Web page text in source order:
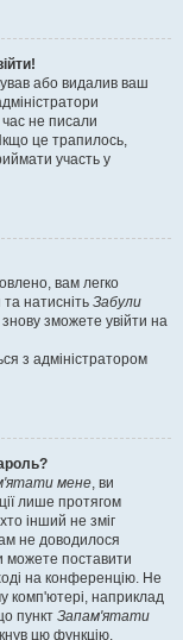
або видалив ваш
час не писали
це трапилось,
участь у
вам легко
натисніть Забули
зможете увійти на
з адміністратором
мене, ви
лише протягом
інший не зміг
не доводилося
можете поставити
на конференцію. Не
комп'ютері, наприклад
пункт Запам'ятати
цю функцію.